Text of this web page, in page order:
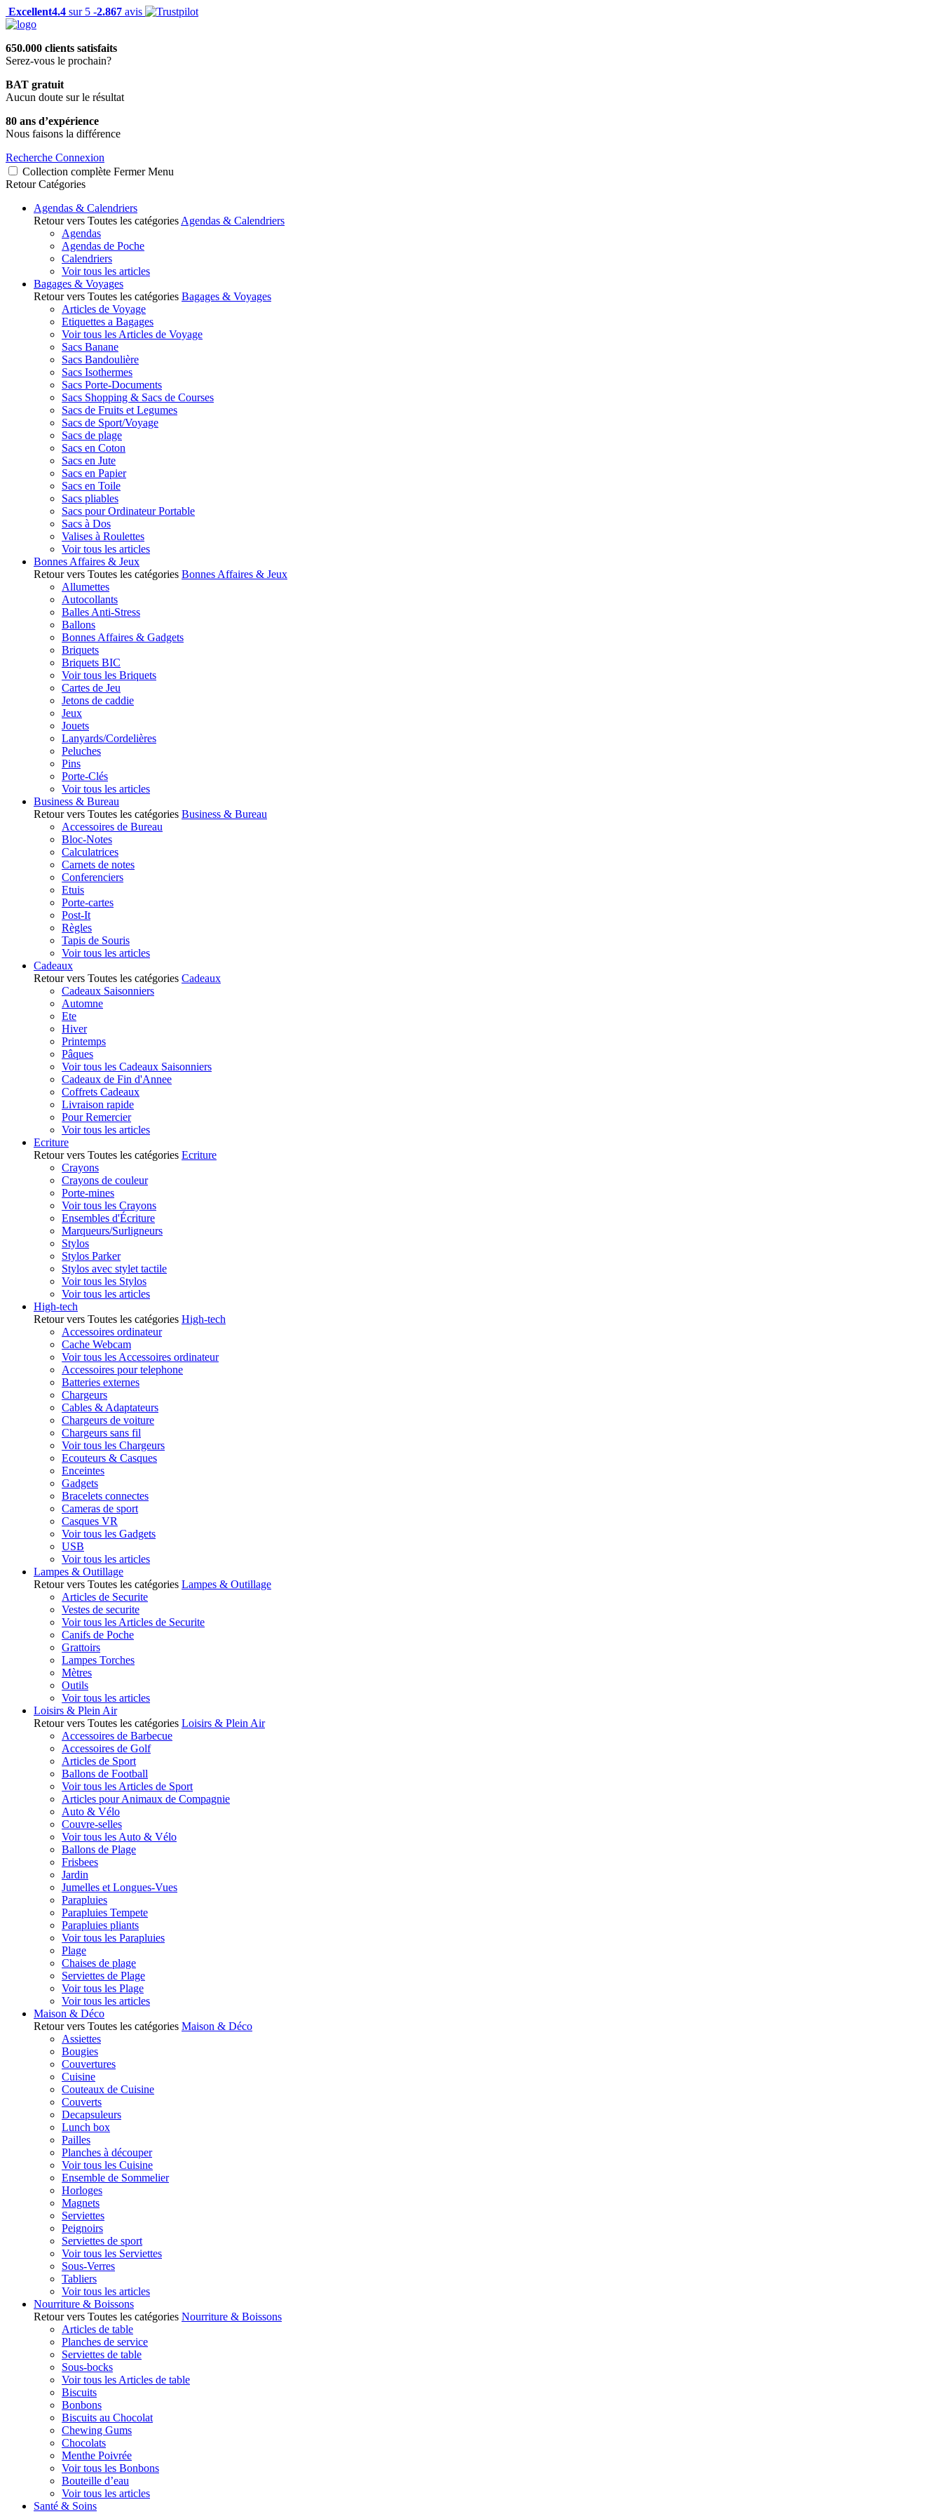
Excellent4.4 sur 5 -2.867 avis
650.000 clients satisfaits
Serez-vous le prochain?
BAT gratuit
Aucun doute sur le résultat
80 ans d’expérience
Nous faisons la différence
Recherche Connexion
Collection complète Fermer Menu
Retour Catégories
Agendas & Calendriers
Retour vers Toutes les catégories Agendas & Calendriers
Agendas
Agendas de Poche
Calendriers
Voir tous les articles
Bagages & Voyages
Retour vers Toutes les catégories Bagages & Voyages
Articles de Voyage
Etiquettes a Bagages
Voir tous les Articles de Voyage
Sacs Banane
Sacs Bandoulière
Sacs Isothermes
Sacs Porte-Documents
Sacs Shopping & Sacs de Courses
Sacs de Fruits et Legumes
Sacs de Sport/Voyage
Sacs de plage
Sacs en Coton
Sacs en Jute
Sacs en Papier
Sacs en Toile
Sacs pliables
Sacs pour Ordinateur Portable
Sacs à Dos
Valises à Roulettes
Voir tous les articles
Bonnes Affaires & Jeux
Retour vers Toutes les catégories Bonnes Affaires & Jeux
Allumettes
Autocollants
Balles Anti-Stress
Ballons
Bonnes Affaires & Gadgets
Briquets
Briquets BIC
Voir tous les Briquets
Cartes de Jeu
Jetons de caddie
Jeux
Jouets
Lanyards/Cordelières
Peluches
Pins
Porte-Clés
Voir tous les articles
Business & Bureau
Retour vers Toutes les catégories Business & Bureau
Accessoires de Bureau
Bloc-Notes
Calculatrices
Carnets de notes
Conferenciers
Etuis
Porte-cartes
Post-It
Règles
Tapis de Souris
Voir tous les articles
Cadeaux
Retour vers Toutes les catégories Cadeaux
Cadeaux Saisonniers
Automne
Ete
Hiver
Printemps
Pâques
Voir tous les Cadeaux Saisonniers
Cadeaux de Fin d'Annee
Coffrets Cadeaux
Livraison rapide
Pour Remercier
Voir tous les articles
Ecriture
Retour vers Toutes les catégories Ecriture
Crayons
Crayons de couleur
Porte-mines
Voir tous les Crayons
Ensembles d'Écriture
Marqueurs/Surligneurs
Stylos
Stylos Parker
Stylos avec stylet tactile
Voir tous les Stylos
Voir tous les articles
High-tech
Retour vers Toutes les catégories High-tech
Accessoires ordinateur
Cache Webcam
Voir tous les Accessoires ordinateur
Accessoires pour telephone
Batteries externes
Chargeurs
Cables & Adaptateurs
Chargeurs de voiture
Chargeurs sans fil
Voir tous les Chargeurs
Ecouteurs & Casques
Enceintes
Gadgets
Bracelets connectes
Cameras de sport
Casques VR
Voir tous les Gadgets
USB
Voir tous les articles
Lampes & Outillage
Retour vers Toutes les catégories Lampes & Outillage
Articles de Securite
Vestes de securite
Voir tous les Articles de Securite
Canifs de Poche
Grattoirs
Lampes Torches
Mètres
Outils
Voir tous les articles
Loisirs & Plein Air
Retour vers Toutes les catégories Loisirs & Plein Air
Accessoires de Barbecue
Accessoires de Golf
Articles de Sport
Ballons de Football
Voir tous les Articles de Sport
Articles pour Animaux de Compagnie
Auto & Vélo
Couvre-selles
Voir tous les Auto & Vélo
Ballons de Plage
Frisbees
Jardin
Jumelles et Longues-Vues
Parapluies
Parapluies Tempete
Parapluies pliants
Voir tous les Parapluies
Plage
Chaises de plage
Serviettes de Plage
Voir tous les Plage
Voir tous les articles
Maison & Déco
Retour vers Toutes les catégories Maison & Déco
Assiettes
Bougies
Couvertures
Cuisine
Couteaux de Cuisine
Couverts
Decapsuleurs
Lunch box
Pailles
Planches à découper
Voir tous les Cuisine
Ensemble de Sommelier
Horloges
Magnets
Serviettes
Peignoirs
Serviettes de sport
Voir tous les Serviettes
Sous-Verres
Tabliers
Voir tous les articles
Nourriture & Boissons
Retour vers Toutes les catégories Nourriture & Boissons
Articles de table
Planches de service
Serviettes de table
Sous-bocks
Voir tous les Articles de table
Biscuits
Bonbons
Biscuits au Chocolat
Chewing Gums
Chocolats
Menthe Poivrée
Voir tous les Bonbons
Bouteille d’eau
Voir tous les articles
Santé & Soins